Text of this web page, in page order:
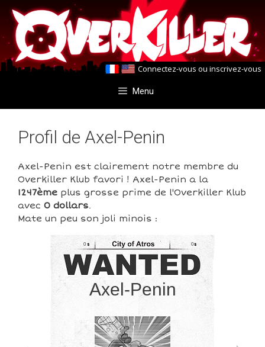
Aller
au
contenu
Aller
au
contenu
Connectez-vous ou inscrivez-vous
Menu
Profil de Axel-Penin
Axel-Penin est clairement notre membre du
Overkiller Klub favori ! Axel-Penin a la
1247ème plus grosse prime de l'Overkiller Klub
avec 0 dollars.
Mate un peu son joli minois :
0
Axel-Penin
0